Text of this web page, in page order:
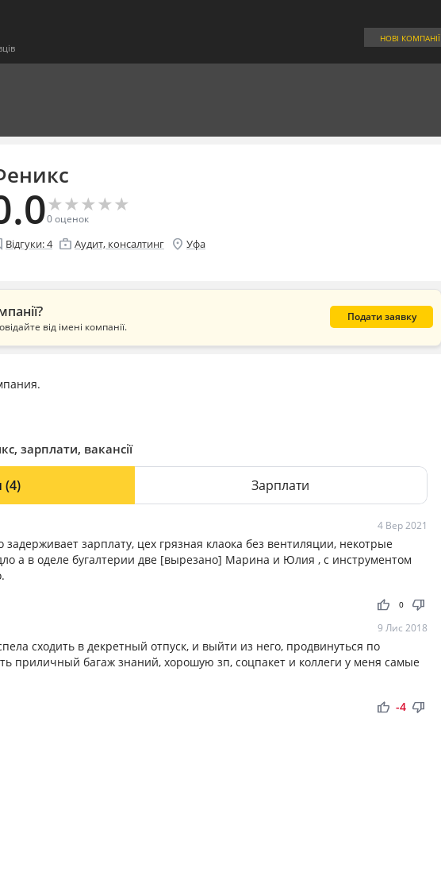
НОВІ КОМПАНІЇ
★
★★
★★
★★
★★
★
0оценок
Відгуки:4 enterprise Аудит, консалтинг location_on Уфа
від імені компанії.
Подати заявку
зарплати, вакансії
(4) Зарплати
4 Вер 2021
зарплату, цех грязная клаока без вентиляции, некотрые
а в оделе бугалтерии две [вырезано] Марина и Юлия , с инструментом
thumb_up thumb_down
0
9 Лис 2018
сходить в декретный отпуск, и выйти из него, продвинуться по
приличный багаж знаний, хорошую зп, соцпакет и коллеги у меня самые
thumb_up thumb_down
-4